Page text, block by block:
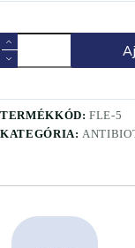
TERMÉKKÓD:FLE-5
KATEGÓRIA: